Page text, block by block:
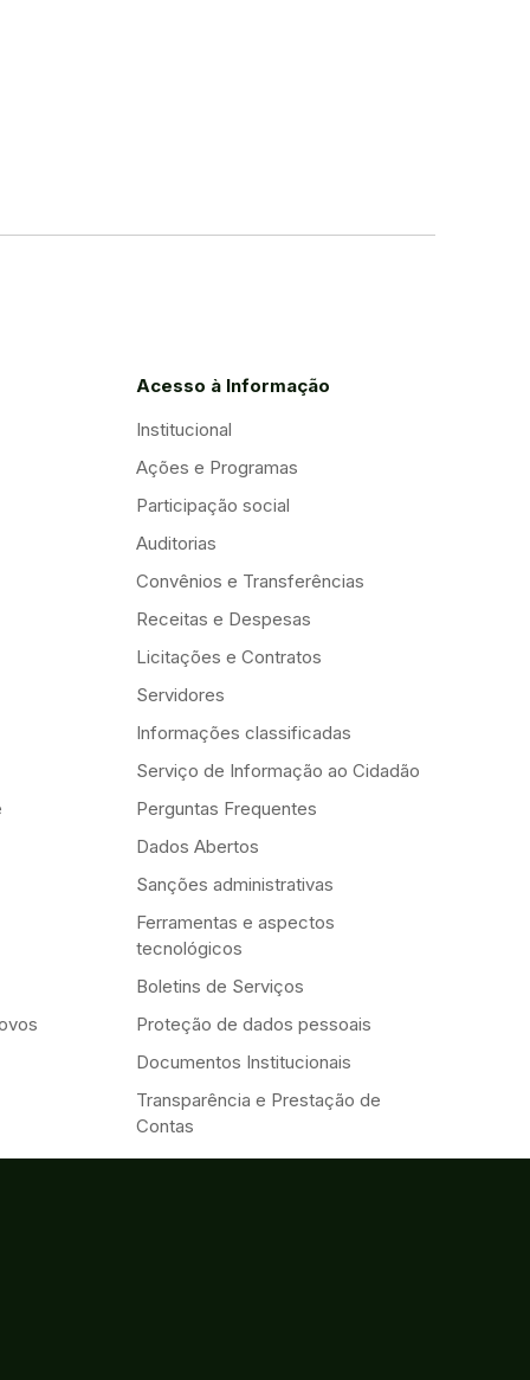
Acesso à Informação
Institucional
Ações e Programas
Participação social
Auditorias
Convênios e Transferências
Receitas e Despesas
Licitações e Contratos
Servidores
Informações classificadas
Serviço de Informação ao Cidadão
Perguntas Frequentes
Dados Abertos
Sanções administrativas
Ferramentas e aspectos
tecnológicos
Boletins de Serviços
Proteção de dados pessoais
Documentos Institucionais
Transparência e Prestação de
Contas